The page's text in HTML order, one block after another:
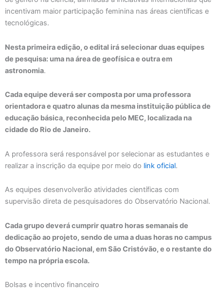
incentivam maior participação feminina nas áreas científicas e
tecnológicas.
Nesta primeira edição, o edital irá selecionar duas equipes
de pesquisa: uma na área de geofísica e outra em
astronomia.
Cada equipe deverá ser composta por uma professora
orientadora e quatro alunas da mesma instituição pública de
educação básica, reconhecida pelo MEC, localizada na
cidade do Rio de Janeiro.
A professora será responsável por selecionar as estudantes e
realizar a inscrição da equipe por meio do link oficial.
As equipes desenvolverão atividades científicas com
supervisão direta de pesquisadores do Observatório Nacional.
Cada grupo deverá cumprir quatro horas semanais de
dedicação ao projeto, sendo de uma a duas horas no campus
do Observatório Nacional, em São Cristóvão, e o restante do
tempo na própria escola.
Bolsas e incentivo financeiro